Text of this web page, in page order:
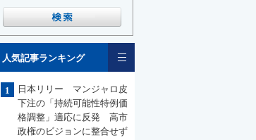
人気記事ランキング
1
日本リリー マンジャロ皮
下注の「持続可能性特例価
格調整」適応に反発 高市
政権のビジョンに整合せず